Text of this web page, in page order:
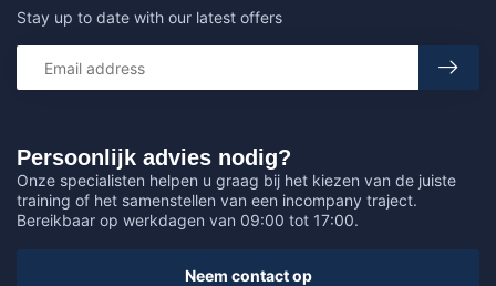
Persoonlijk advies nodig?
Onze specialisten helpen u graag bij het kiezen van de juiste
training of het samenstellen van een incompany traject.
Bereikbaar op werkdagen van 09:00 tot 17:00.
Neem contact op
Stay up to date with our latest offers